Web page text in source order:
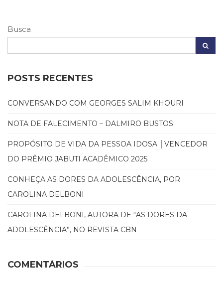
Negócios
(31)
Especial
Fisioterapia
Fonoaudiologia
Gestalt-
terapia
Jornalismo
(57)
(66)
Literatura
Erótica
Ficção,
Busca
POSTS RECENTES
CONVERSANDO COM GEORGES SALIM KHOURI
NOTA DE FALECIMENTO – DALMIRO BUSTOS
PROPÓSITO DE VIDA DA PESSOA IDOSA │VENCEDOR
DO PRÊMIO JABUTI ACADÊMICO 2025
CONHEÇA AS DORES DA ADOLESCÊNCIA, POR
CAROLINA DELBONI
CAROLINA DELBONI, AUTORA DE “AS DORES DA
ADOLESCÊNCIA”, NO REVISTA CBN
COMENTÁRIOS